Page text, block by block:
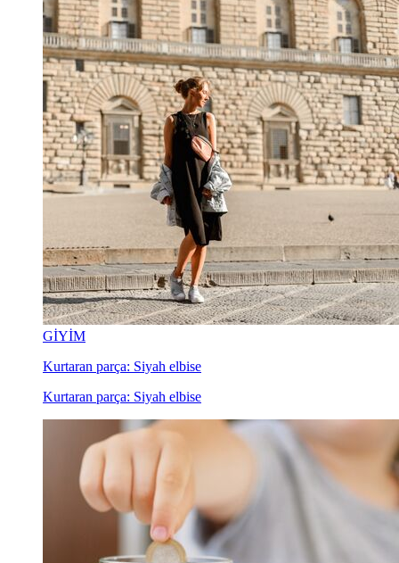
GİYİM
Kurtaran parça: Siyah elbise
Kurtaran parça: Siyah elbise